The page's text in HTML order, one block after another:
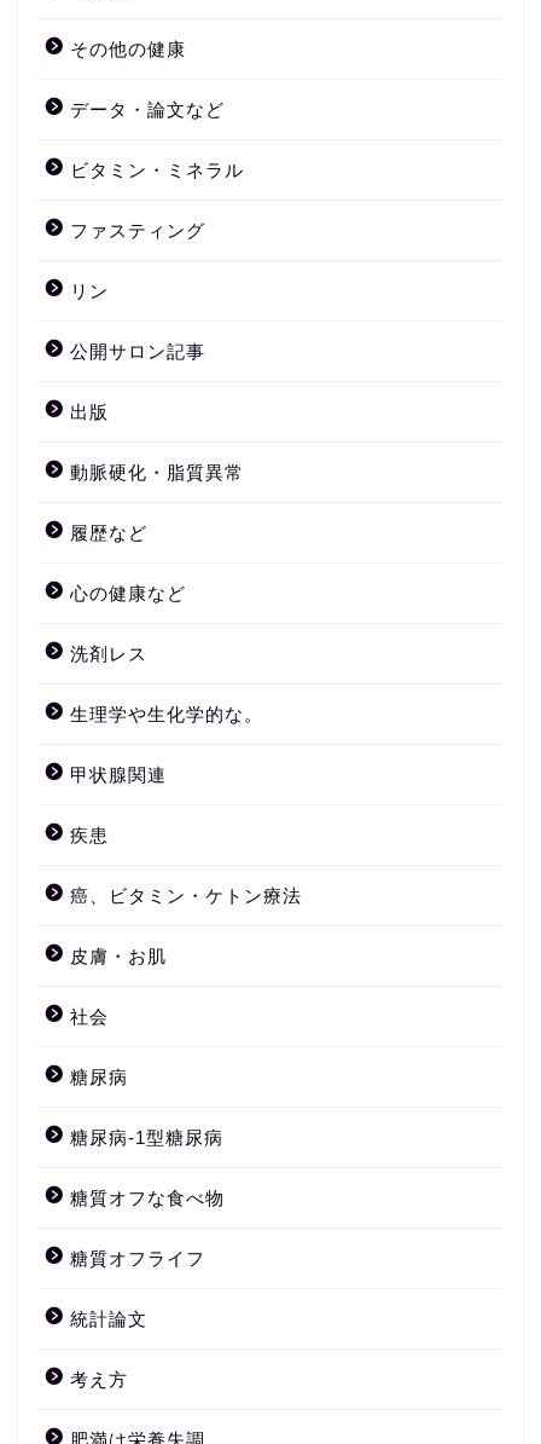
その他の健康
データ・論文など
ビタミン・ミネラル
ファスティング
リン
公開サロン記事
出版
動脈硬化・脂質異常
履歴など
心の健康など
洗剤レス
生理学や生化学的な。
甲状腺関連
疾患
癌、ビタミン・ケトン療法
皮膚・お肌
社会
糖尿病
糖尿病-1型糖尿病
糖質オフな食べ物
糖質オフライフ
統計論文
考え方
肥満は栄養失調